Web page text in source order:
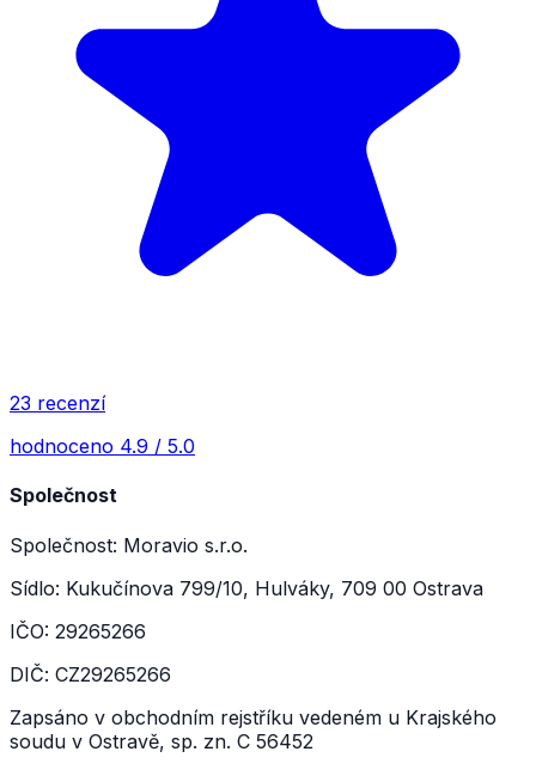
23 recenzí
hodnoceno 4.9 / 5.0
Společnost
Společnost: Moravio s.r.o.
Sídlo: Kukučínova 799/10, Hulváky, 709 00 Ostrava
IČO: 29265266
DIČ: CZ29265266
Zapsáno v obchodním rejstříku vedeném u Krajského
soudu v Ostravě, sp. zn. C 56452